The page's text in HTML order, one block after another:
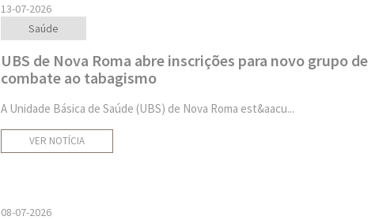
13-07-2026
Saúde
UBS de Nova Roma abre inscrições para novo grupo de
combate ao tabagismo
A Unidade Básica de Saúde (UBS) de Nova Roma est&aacu...
VER NOTÍCIA
08-07-2026